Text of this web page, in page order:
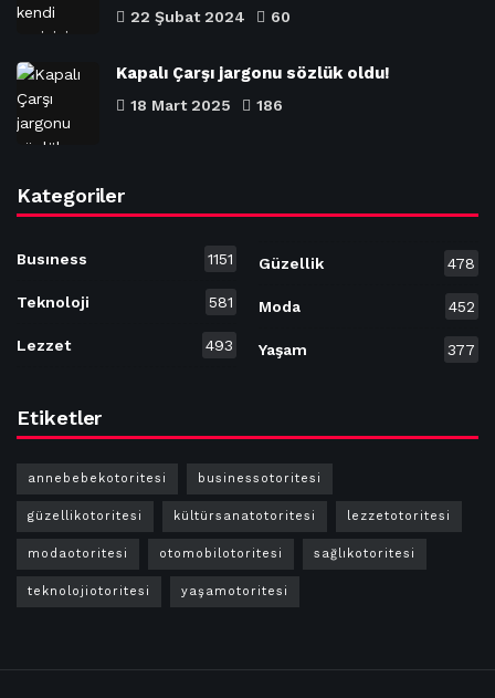
22 Şubat 2024 60
Kapalı Çarşı jargonu sözlük oldu!
18 Mart 2025 186
Kategoriler
Busıness 1151
Teknoloji 581
Lezzet 493
Güzellik 478
Moda 452
Yaşam 377
Etiketler
annebebekotoritesi businessotoritesi
güzellikotoritesi kültürsanatotoritesi lezzetotoritesi
modaotoritesi otomobilotoritesi sağlıkotoritesi
teknolojiotoritesi yaşamotoritesi